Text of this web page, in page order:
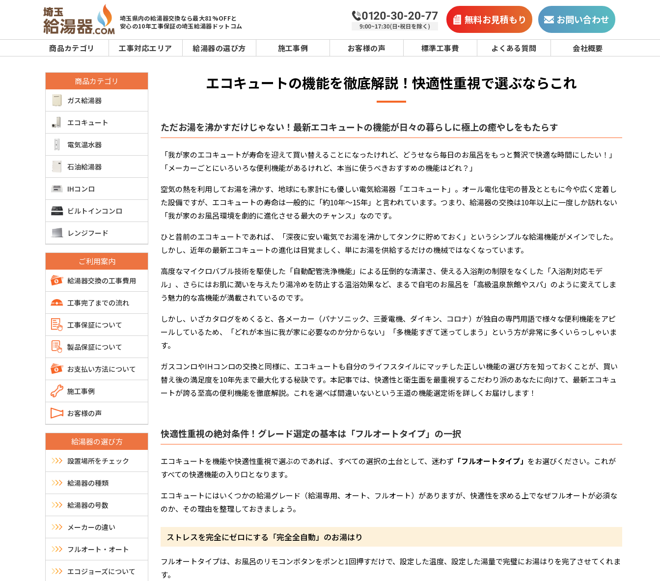
埼玉県内の給湯器交換なら最大81%OFFと
安心の10年工事保証の埼玉給湯器ドットコム
無料お見積もり お問い合わせ
商品カテゴリ 工事対応エリア 給湯器の選び方 施工事例 お客様の声 標準工事費 よくある質問 会社概要
商品カテゴリ
ガス給湯器
エコキュート
電気温水器
石油給湯器
IHコンロ
ビルトインコンロ
レンジフード
ご利用案内
給湯器交換の工事費用
工事完了までの流れ
工事保証について
製品保証について
お支払い方法について
施工事例
お客様の声
給湯器の選び方
設置場所をチェック
給湯器の種類
給湯器の号数
メーカーの違い
フルオート・オート
エコジョーズについて
エコキュートの機能を徹底解説！快適性重視で選ぶならこれ
ただお湯を沸かすだけじゃない！最新エコキュートの機能が日々の暮らしに極上の癒やしをもたらす
「我が家のエコキュートが寿命を迎えて買い替えることになったけれど、どうせなら毎日のお風呂をもっと贅沢で快適な時間にしたい！」
「メーカーごとにいろいろな便利機能があるけれど、本当に使うべきおすすめの機能はどれ？」
空気の熱を利用してお湯を沸かす、地球にも家計にも優しい電気給湯器「エコキュート」。オール電化住宅の普及とともに今や広く定着し
た設備ですが、エコキュートの寿命は一般的に「約10年〜15年」と言われています。つまり、給湯器の交換は10年以上に一度しか訪れない
「我が家のお風呂環境を劇的に進化させる最大のチャンス」なのです。
ひと昔前のエコキュートであれば、「深夜に安い電気でお湯を沸かしてタンクに貯めておく」というシンプルな給湯機能がメインでした。
しかし、近年の最新エコキュートの進化は目覚ましく、単にお湯を供給するだけの機械ではなくなっています。
高度なマイクロバブル技術を駆使した「自動配管洗浄機能」による圧倒的な清潔さ、使える入浴剤の制限をなくした「入浴剤対応モデ
ル」、さらにはお肌に潤いを与えたり湯冷めを防止する温浴効果など、まるで自宅のお風呂を「高級温泉旅館やスパ」のように変えてしま
う魅力的な高機能が満載されているのです。
しかし、いざカタログをめくると、各メーカー（パナソニック、三菱電機、ダイキン、コロナ）が独自の専門用語で様々な便利機能をアピ
ールしているため、「どれが本当に我が家に必要なのか分からない」「多機能すぎて迷ってしまう」という方が非常に多くいらっしゃいま
す。
ガスコンロやIHコンロの交換と同様に、エコキュートも自分のライフスタイルにマッチした正しい機能の選び方を知っておくことが、買い
替え後の満足度を10年先まで最大化する秘訣です。本記事では、快適性と衛生面を最重視するこだわり派のあなたに向けて、最新エコキュ
ートが誇る至高の便利機能を徹底解説。これを選べば間違いないという王道の機能選定術を詳しくお届けします！
快適性重視の絶対条件！グレード選定の基本は「フルオートタイプ」の一択
エコキュートを機能や快適性重視で選ぶのであれば、すべての選択の土台として、迷わず 「フルオートタイプ」 をお選びください。これが
すべての快適機能の入り口となります。
エコキュートにはいくつかの給湯グレード（給湯専用、オート、フルオート）がありますが、快適性を求める上でなぜフルオートが必須な
のか、その理由を整理しておきましょう。
ストレスを完全にゼロにする「完全全自動」のお湯はり
フルオートタイプは、お風呂のリモコンボタンをポンと1回押すだけで、設定した温度、設定した湯量で完璧にお湯はりを完了させてくれま
す。